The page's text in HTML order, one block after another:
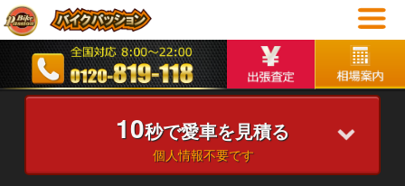
10秒で愛車を見積る
個人情報不要です